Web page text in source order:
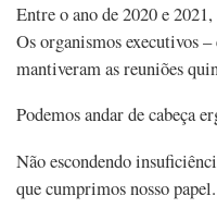
Entre o ano de 2020 e
Os organismos executivos
mantiveram as reuniões
Podemos andar de cabeça
Não escondendo
que cumprimos nosso papel.